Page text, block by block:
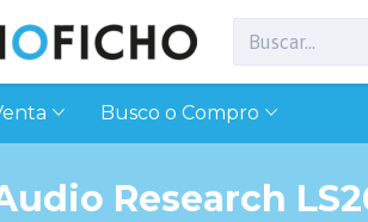
Busco o Compro
Research